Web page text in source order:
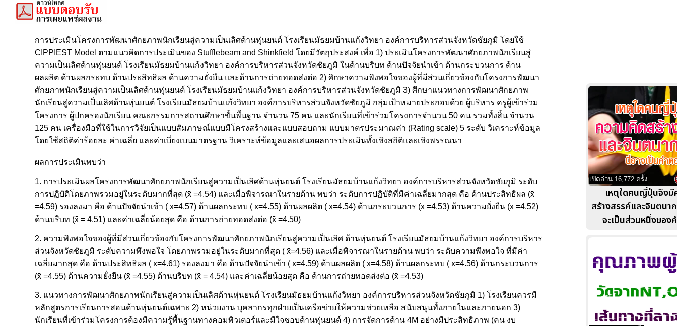
การประเมินโครงการพัฒนาศักยภาพนักเรียนสู่ความเป็นเลิศด้านหุ่นยนต์ โรงเรียนมัธยมบ้านแก้งวิทยา องค์การบริหารส่วนจังหวัดชัยภูมิ โดยใช้
CIPPIEST Model ตามแนวคิดการประเมินของ Stufflebeam and Shinkfield โดยมีวัตถุประสงค์ เพื่อ 1) ประเมินโครงการพัฒนาศักยภาพนักเรียนสู่
ความเป็นเลิศด้านหุ่นยนต์ โรงเรียนมัธยมบ้านแก้งวิทยา องค์การบริหารส่วนจังหวัดชัยภูมิ ในด้านบริบท ด้านปัจจัยนำเข้า ด้านกระบวนการ ด้าน
ผลผลิต ด้านผลกระทบ ด้านประสิทธิผล ด้านความยั่งยืน และด้านการถ่ายทอดส่งต่อ 2) ศึกษาความพึงพอใจของผู้ที่มีส่วนเกี่ยวข้องกับโครงการพัฒนา
ศักยภาพนักเรียนสู่ความเป็นเลิศด้านหุ่นยนต์ โรงเรียนมัธยมบ้านแก้งวิทยา องค์การบริหารส่วนจังหวัดชัยภูมิ 3) ศึกษาแนวทางการพัฒนาศักยภาพ
นักเรียนสู่ความเป็นเลิศด้านหุ่นยนต์ โรงเรียนมัธยมบ้านแก้งวิทยา องค์การบริหารส่วนจังหวัดชัยภูมิ กลุ่มเป้าหมายประกอบด้วย ผู้บริหาร ครูผู้เข้าร่วม
โครงการ ผู้ปกครองนักเรียน คณะกรรมการสถานศึกษาขั้นพื้นฐาน จำนวน 75 คน และนักเรียนที่เข้าร่วมโครงการจำนวน 50 คน รวมทั้งสิ้น จำนวน
125 คน เครื่องมือที่ใช้ในการวิจัยเป็นแบบสัมภาษณ์แบบมีโครงสร้างและแบบสอบถาม แบบมาตรประมาณค่า (Rating scale) 5 ระดับ วิเคราะห์ข้อมูล
โดยใช้สถิติค่าร้อยละ ค่าเฉลี่ย และค่าเบี่ยงเบนมาตรฐาน วิเคราะห์ข้อมูลและเสนอผลการประเมินทั้งเชิงสถิติและเชิงพรรณนา
ผลการประเมินพบว่า
1. การประเมินผลโครงการพัฒนาศักยภาพนักเรียนสู่ความเป็นเลิศด้านหุ่นยนต์ โรงเรียนมัธยมบ้านแก้งวิทยา องค์การบริหารส่วนจังหวัดชัยภูมิ ระดับ
การปฏิบัติโดยภาพรวมอยู่ในระดับมากที่สุด (x̄ =4.54) และเมื่อพิจารณาในรายด้าน พบว่า ระดับการปฏิบัติที่มีค่าเฉลี่ยมากสุด คือ ด้านประสิทธิผล (x̄
=4.59) รองลงมา คือ ด้านปัจจัยนำเข้า ( x̄=4.57) ด้านผลกระทบ ( x̄=4.55) ด้านผลผลิต ( x̄=4.54) ด้านกระบวนการ (x̄ =4.53) ด้านความยั่งยืน (x̄ =4.52)
ด้านบริบท (x̄ = 4.51) และค่าเฉลี่ยน้อยสุด คือ ด้านการถ่ายทอดส่งต่อ (x̄ =4.50)
2. ความพึงพอใจของผู้ที่มีส่วนเกี่ยวข้องกับโครงการพัฒนาศักยภาพนักเรียนสู่ความเป็นเลิศ ด้านหุ่นยนต์ โรงเรียนมัธยมบ้านแก้งวิทยา องค์การบริหาร
ส่วนจังหวัดชัยภูมิ ระดับความพึงพอใจ โดยภาพรวมอยู่ในระดับมากที่สุด ( x̄=4.56) และเมื่อพิจารณาในรายด้าน พบว่า ระดับความพึงพอใจ ที่มีค่า
เฉลี่ยมากสุด คือ ด้านประสิทธิผล ( x̄=4.61) รองลงมา คือ ด้านปัจจัยนำเข้า ( x̄=4.59) ด้านผลผลิต ( x̄=4.58) ด้านผลกระทบ ( x̄=4.56) ด้านกระบวนการ
(x̄ =4.55) ด้านความยั่งยืน (x̄ =4.55) ด้านบริบท (x̄ = 4.54) และค่าเฉลี่ยน้อยสุด คือ ด้านการถ่ายทอดส่งต่อ (x̄ =4.53)
3. แนวทางการพัฒนาศักยภาพนักเรียนสู่ความเป็นเลิศด้านหุ่นยนต์ โรงเรียนมัธยมบ้านแก้งวิทยา องค์การบริหารส่วนจังหวัดชัยภูมิ 1) โรงเรียนควรมี
หลักสูตรการเรียนการสอนด้านหุ่นยนต์เฉพาะ 2) หน่วยงาน บุคลากรทุกฝ่ายเป็นเครือข่ายให้ความช่วยเหลือ สนับสนุนทั้งภายในและภายนอก 3)
นักเรียนที่เข้าร่วมโครงการต้องมีความรู้พื้นฐานทางคอมพิวเตอร์และมีใจชอบด้านหุ่นยนต์ 4) การจัดการด้าน 4M อย่างมีประสิทธิภาพ (คน งบ
เปิดอ่าน 16,772 ครั้ง
เหตุใดคนญี่ปุ่นจึงมี
สร้างสรรค์และจินตนา
จะเป็นส่วนหนึ่งของ